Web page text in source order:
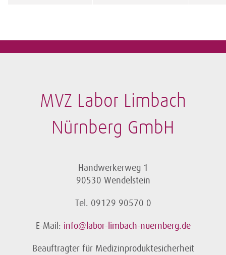
MVZ Labor Limbach
Nürnberg GmbH
Handwerkerweg 1
90530 Wendelstein
Tel. 09129 90570 0
E-Mail: info@labor-limbach-nuernberg.de
Beauftragter für Medizinproduktesicherheit